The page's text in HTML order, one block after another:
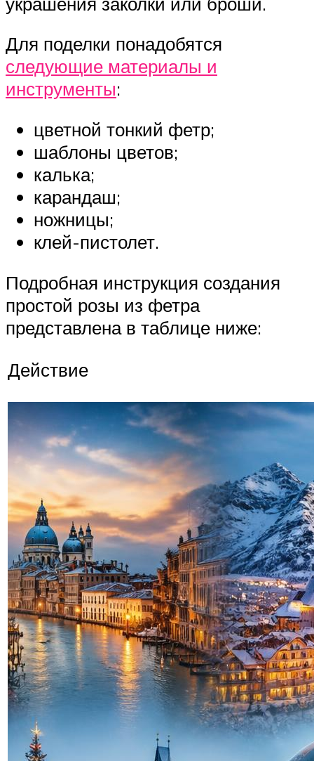
Для поделки понадобятся
следующие материалы и
инструменты:
цветной тонкий фетр;
шаблоны цветов;
калька;
карандаш;
ножницы;
клей-пистолет.
Подробная инструкция создания
простой розы из фетра
представлена в таблице ниже:
Действие